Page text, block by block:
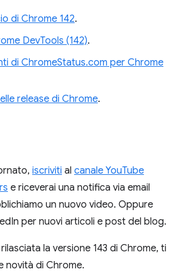
di Chrome 142.
DevTools (142).
di ChromeStatus.com per Chrome
release di Chrome.
iscriviti al canale YouTube
e riceverai una notifica via email
un nuovo video. Oppure
per nuovi articoli e post del blog.
la versione 143 di Chrome, ti
novità di Chrome.